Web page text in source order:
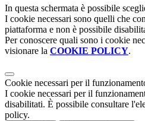
In questa schermata è possibile
I cookie necessari sono quelli che
piattaforma e non è possibile
Per conoscere quali sono i cookie
visionare la COOKIE POLICY.
Cookie necessari per il
I cookie necessari per il
disabilitati. È possibile consultare
policy.